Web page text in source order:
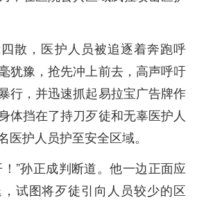
散，医护人员被追逐着奔跑呼
犹豫，抢先冲上前去，高声呼吁
行，并迅速抓起易拉宝广告牌作
体挡在了持刀歹徒和无辜医护人
医护人员护至安全区域。
”孙正成判断道。他一边正面应
试图将歹徒引向人员较少的区